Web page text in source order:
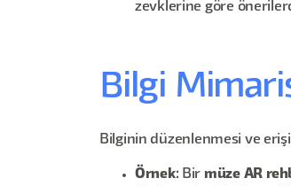
zevklerine göre
Bilgi
Bilginin düzenlenmesi ve
Örnek: Bir müze AR